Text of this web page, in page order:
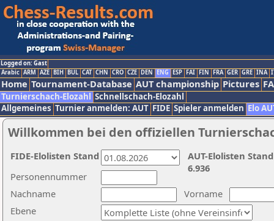
Logged on: Gast
Arabic ARM AZE BIH BUL CAT CHN CRO CZE DEN ENG ESP FAI FIN FRA GER GRE INA
Home Tournament-Database AUT championship Pictures
Turnierschach-Elozahl Schnellschach-Elozahl
Allgemeines Turnier anmelden: AUT FIDE Spieler anmelden Elo
Willkommen bei den offiziellen
Nachname
Vorname
Ebene
Personennummer
AUT-Elolisten
6.936
FIDE-Elolisten Stand